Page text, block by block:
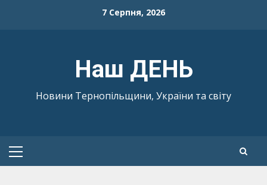
7 Серпня, 2026
Наш ДЕНЬ
Новини Тернопільщини, України та світу
Primary